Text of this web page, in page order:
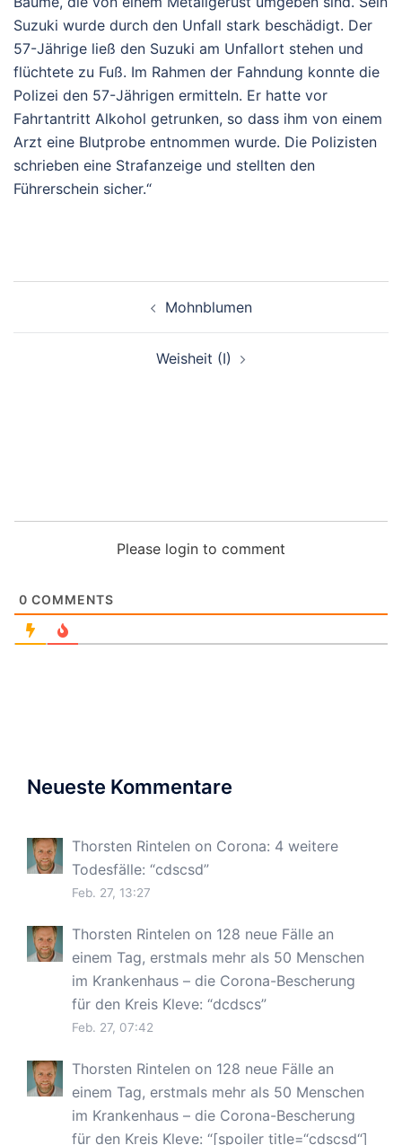
Suzuki wurde durch den Unfall stark beschädigt. Der
57-Jährige ließ den Suzuki am Unfallort stehen und
flüchtete zu Fuß. Im Rahmen der Fahndung konnte die
Polizei den 57-Jährigen ermitteln. Er hatte vor
Fahrtantritt Alkohol getrunken, so dass ihm von einem
Arzt eine Blutprobe entnommen wurde. Die Polizisten
schrieben eine Strafanzeige und stellten den
Führerschein sicher.“
Mohnblumen
Weisheit (I)
Please login to comment
0 COMMENTS
Neueste Kommentare
Thorsten Rintelen on Corona: 4 weitere
Todesfälle: “cdscsd”
Feb. 27, 13:27
Thorsten Rintelen on 128 neue Fälle an
einem Tag, erstmals mehr als 50 Menschen
im Krankenhaus – die Corona-Bescherung
für den Kreis Kleve: “dcdscs”
Feb. 27, 07:42
Thorsten Rintelen on 128 neue Fälle an
einem Tag, erstmals mehr als 50 Menschen
im Krankenhaus – die Corona-Bescherung
für den Kreis Kleve: “[spoiler title=“cdscsd“]